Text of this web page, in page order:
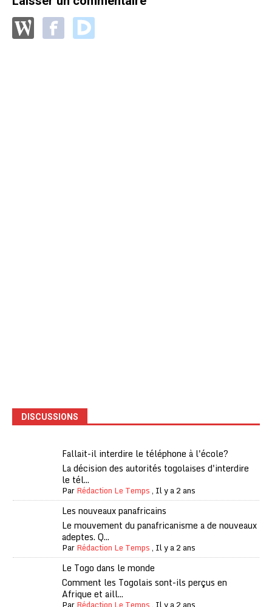
DISCUSSIONS
Fallait-il interdire le téléphone à l'école?
La décision des autorités togolaises d'interdire
le tél...
ParRédaction Le Temps, Il y a 2 ans
Les nouveaux panafricains
Le mouvement du panafricanisme a de nouveaux
adeptes. Q...
ParRédaction Le Temps, Il y a 2 ans
Le Togo dans le monde
Comment les Togolais sont-ils perçus en
Afrique et aill...